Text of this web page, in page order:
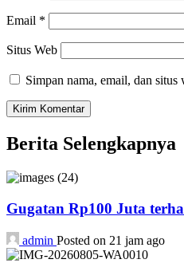
Email *
Situs Web
Simpan nama, email, dan
Berita Selengkapnya
Gugatan Rp100 Juta
admin Posted on 21 jam ago